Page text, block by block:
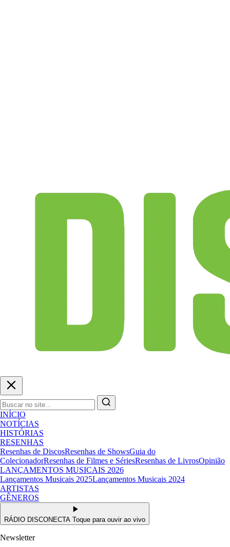
INÍCIO
NOTÍCIAS
HISTÓRIAS
RESENHAS
Resenhas de DiscosResenhas de ShowsGuia do
ColecionadorResenhas de Filmes e SériesResenhas de LivrosOpinião
LANÇAMENTOS MUSICAIS 2026
Lançamentos Musicais 2025Lançamentos Musicais 2024
ARTISTAS
GÊNEROS
RÁDIO DISCONECTA Toque para ouvir ao vivo
Newsletter